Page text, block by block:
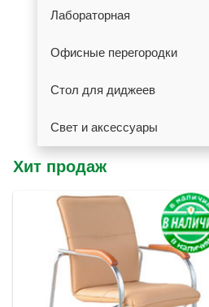
Лабораторная
Офисные перегородки
Стол для диджеев
Свет и аксессуары
Хит продаж